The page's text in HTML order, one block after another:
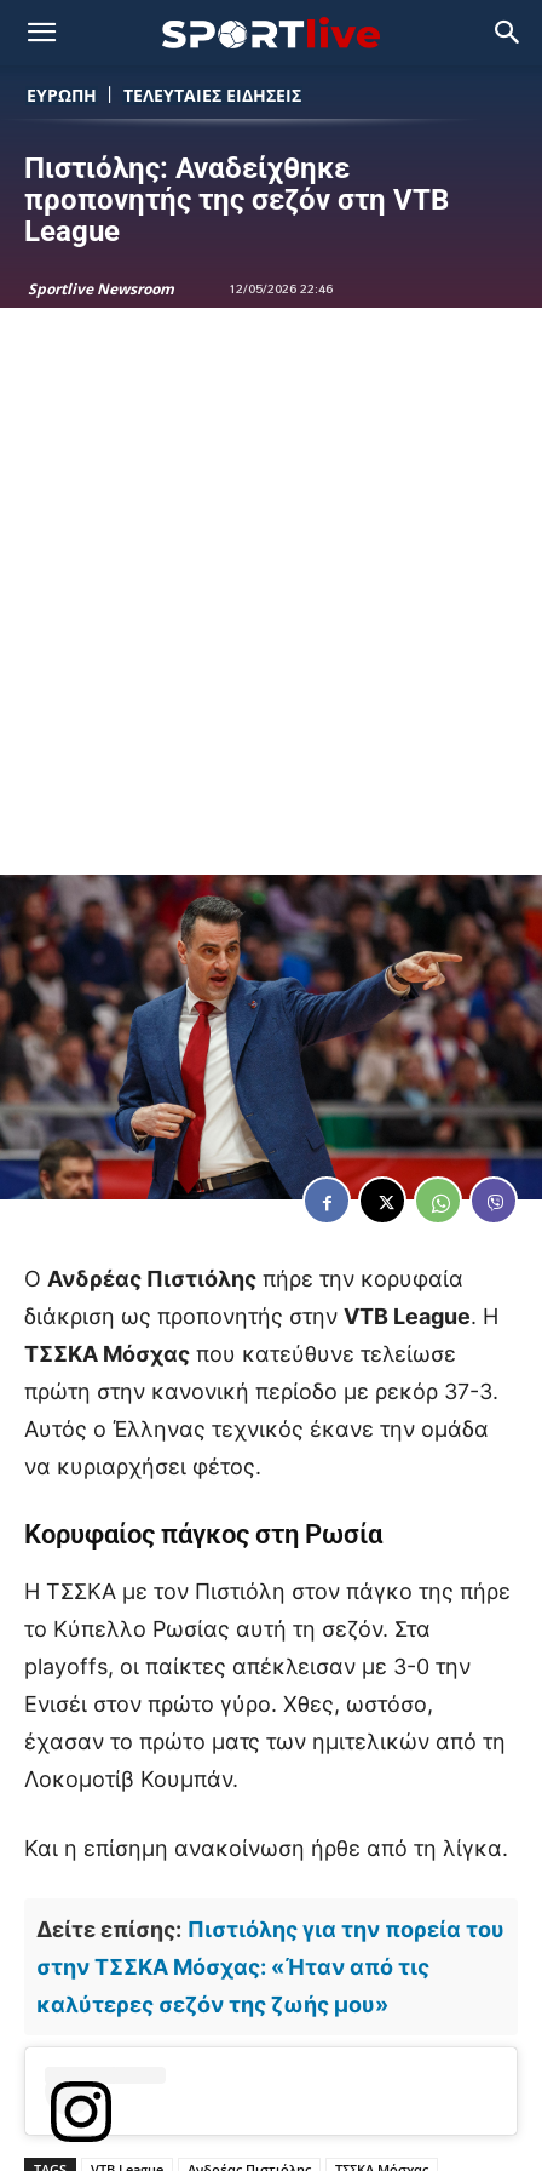
ΕΥΡΩΠΗ ΤΕΛΕΥΤΑΙΕΣ ΕΙΔΗΣΕΙΣ
Πιστιόλης: Αναδείχθηκε
προπονητής της σεζόν στη VTB
League
Sportlive Newsroom 12/05/2026 22:46
Ο Ανδρέας Πιστιόλης πήρε την κορυφαία
διάκριση ως προπονητής στην VTB League. Η
ΤΣΣΚΑ Μόσχας που κατεύθυνε τελείωσε
πρώτη στην κανονική περίοδο με ρεκόρ 37-3.
Αυτός ο Έλληνας τεχνικός έκανε την ομάδα
να κυριαρχήσει φέτος.
Κορυφαίος πάγκος στη Ρωσία
Η ΤΣΣΚΑ με τον Πιστιόλη στον πάγκο της πήρε
το Κύπελλο Ρωσίας αυτή τη σεζόν. Στα
playoffs, οι παίκτες απέκλεισαν με 3-0 την
Ενισέι στον πρώτο γύρο. Χθες, ωστόσο,
έχασαν το πρώτο ματς των ημιτελικών από τη
Λοκομοτίβ Κουμπάν.
Και η επίσημη ανακοίνωση ήρθε από τη λίγκα.
Δείτε επίσης: Πιστιόλης για την πορεία του
στην ΤΣΣΚΑ Μόσχας: «Ήταν από τις
καλύτερες σεζόν της ζωής μου»